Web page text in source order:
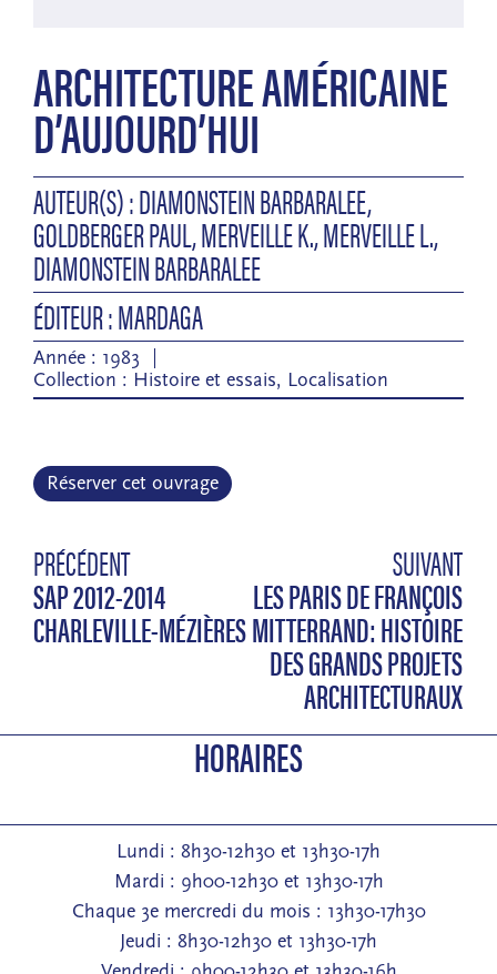
ARCHITECTURE AMÉRICAINE
D’AUJOURD’HUI
AUTEUR(S) : DIAMONSTEIN BARBARALEE,
GOLDBERGER PAUL, MERVEILLE K., MERVEILLE L.,
DIAMONSTEIN BARBARALEE
ÉDITEUR : MARDAGA
Année : 1983
Collection : Histoire et essais, Localisation
Réserver cet ouvrage
PRÉCÉDENT
SAP 2012-2014
CHARLEVILLE-MÉZIÈRES
SUIVANT
LES PARIS DE FRANÇOIS
MITTERRAND: HISTOIRE
DES GRANDS PROJETS
ARCHITECTURAUX
HORAIRES
Lundi : 8h30-12h30 et 13h30-17h
Mardi : 9h00-12h30 et 13h30-17h
Chaque 3e mercredi du mois : 13h30-17h30
Jeudi : 8h30-12h30 et 13h30-17h